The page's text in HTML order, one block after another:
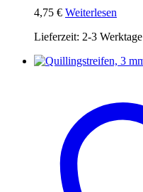
4,75 € Weiterlesen
Lieferzeit: 2-3 Werktage